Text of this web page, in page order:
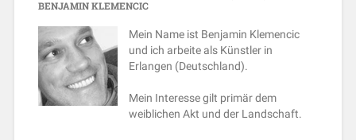
BENJAMIN KLEMENCIC
Mein Name ist Benjamin Klemencic
und ich arbeite als Künstler in
Erlangen (Deutschland).
Mein Interesse gilt primär dem
weiblichen Akt und der Landschaft.